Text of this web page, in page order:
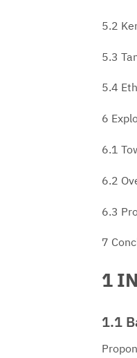
5.2
5.3
5.4
6
6.1
6.2
6.3
7
1
1.1